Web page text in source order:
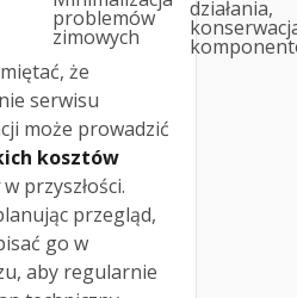
problemów
zimowych
działania,
że
serwisu
może prowadzić
kosztów
w przyszłości.
przegląd,
go w
aby regularnie